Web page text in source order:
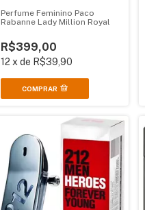
Perfume Feminino Paco
Rabanne Lady Million Royal
R$399,00
12 xde R$39,90
COMPRAR